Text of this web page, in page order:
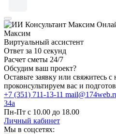
Максим
Виртуальный ассистент
Ответ за 10 секунд
Расчет сметы 24/7
Обсудим ваш проект?
Оставьте заявку или
проконсультируем вас и
+7 (351) 711-13-11
34а
Пн-Пт с 10.00 до 18.00
Личный кабинет
Мы в соцсетях: